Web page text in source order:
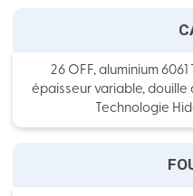
26 OFF, aluminium
épaisseur variable, douille
Technologie